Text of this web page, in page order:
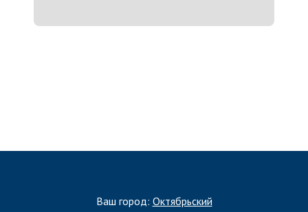
Ваш город: Октябрьский